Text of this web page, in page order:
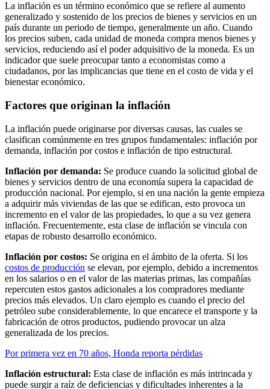
La inflación es un término económico que se refiere al aumento
generalizado y sostenido de los precios de bienes y servicios en un
país durante un periodo de tiempo, generalmente un año. Cuando
los precios suben, cada unidad de moneda compra menos bienes y
servicios, reduciendo así el poder adquisitivo de la moneda. Es un
indicador que suele preocupar tanto a economistas como a
ciudadanos, por las implicancias que tiene en el costo de vida y el
bienestar económico.
Factores que originan la inflación
La inflación puede originarse por diversas causas, las cuales se
clasifican comúnmente en tres grupos fundamentales: inflación por
demanda, inflación por costos e inflación de tipo estructural.
Inflación por demanda: Se produce cuando la solicitud global de
bienes y servicios dentro de una economía supera la capacidad de
producción nacional. Por ejemplo, si en una nación la gente empieza
a adquirir más viviendas de las que se edifican, esto provoca un
incremento en el valor de las propiedades, lo que a su vez genera
inflación. Frecuentemente, esta clase de inflación se vincula con
etapas de robusto desarrollo económico.
Inflación por costos: Se origina en el ámbito de la oferta. Si los
costos de producción se elevan, por ejemplo, debido a incrementos
en los salarios o en el valor de las materias primas, las compañías
repercuten estos gastos adicionales a los compradores mediante
precios más elevados. Un claro ejemplo es cuando el precio del
petróleo sube considerablemente, lo que encarece el transporte y la
fabricación de otros productos, pudiendo provocar un alza
generalizada de los precios.
Por primera vez en 70 años, Honda reporta pérdidas
Inflación estructural: Esta clase de inflación es más intrincada y
puede surgir a raíz de deficiencias y dificultades inherentes a la